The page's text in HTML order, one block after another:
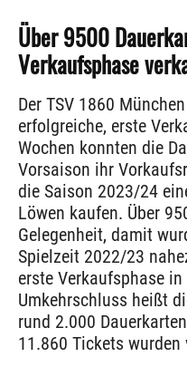
Über 9500
Verkaufsphase
Der TSV 1860
erfolgreiche, erste
Wochen konnten die
Vorsaison ihr
die Saison 2023/24
Löwen kaufen. Über
Gelegenheit, damit
Spielzeit 2022/23
erste Verkaufsphase
Umkehrschluss heißt
rund 2.000
11.860 Tickets